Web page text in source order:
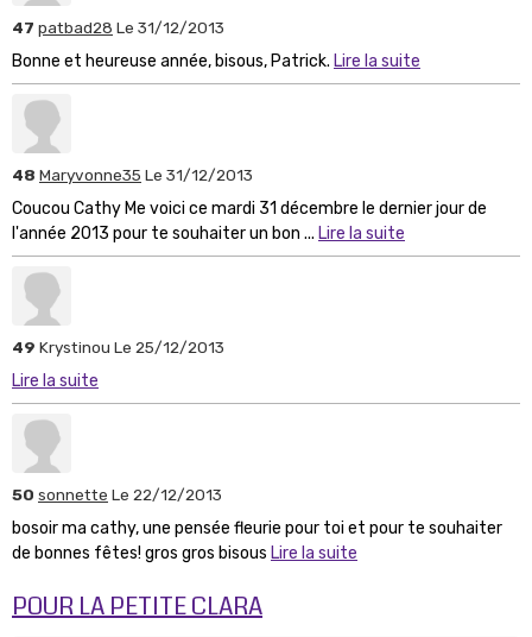
47 patbad28 Le 31/12/2013
Bonne et heureuse année, bisous, Patrick. Lire la suite
48 Maryvonne35 Le 31/12/2013
Coucou Cathy Me voici ce mardi 31 décembre le dernier jour de
l'année 2013 pour te souhaiter un bon ... Lire la suite
49 Krystinou Le 25/12/2013
Lire la suite
50 sonnette Le 22/12/2013
bosoir ma cathy, une pensée fleurie pour toi et pour te souhaiter
de bonnes fêtes! gros gros bisous Lire la suite
POUR LA PETITE CLARA